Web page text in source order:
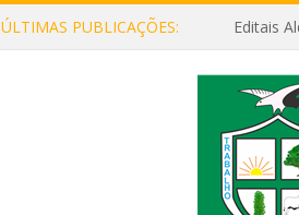
ÚLTIMAS PUBLICAÇÕES: Editais